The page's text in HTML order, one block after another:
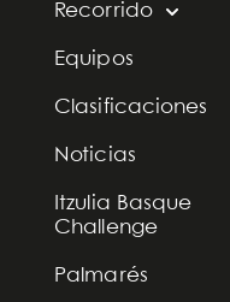
Recorrido
Equipos
Clasificaciones
Noticias
Itzulia Basque
Challenge
Palmarés